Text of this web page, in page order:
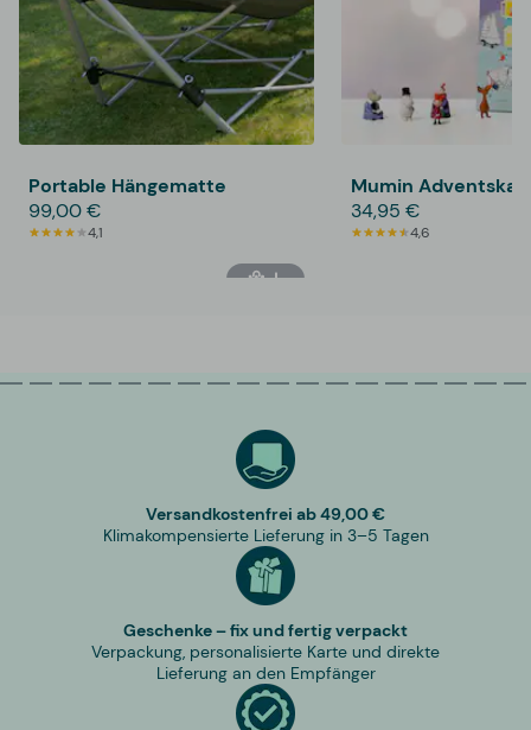
Portable Hängematte
99,00 €
4,1
Mumin
34,95 €
4,6
Versandkostenfrei ab 49,00 €
Klimakompensierte Lieferung in 3–5 Tagen
Geschenke – fix und fertig verpackt
Verpackung, personalisierte Karte und direkte
Lieferung an den Empfänger